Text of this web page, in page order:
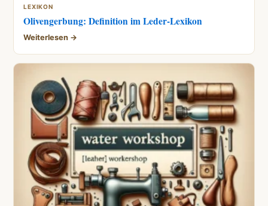
LEXIKON
Olivengerbung: Definition im Leder-Lexikon
Weiterlesen →